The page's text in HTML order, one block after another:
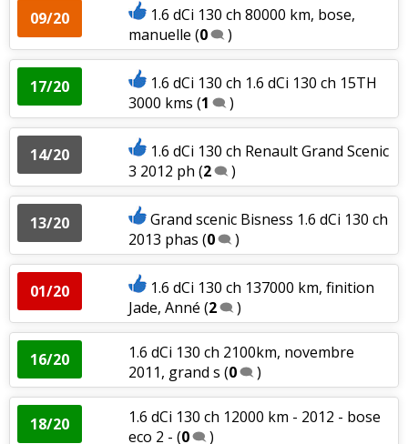
09/20
1.6 dCi 130 ch 80000 km, bose,
manuelle (0 )
17/20
1.6 dCi 130 ch 1.6 dCi 130 ch 15TH
3000 kms (1 )
14/20
1.6 dCi 130 ch Renault Grand Scenic
3 2012 ph (2 )
13/20
Grand scenic Bisness 1.6 dCi 130 ch
2013 phas (0 )
01/20
1.6 dCi 130 ch 137000 km, finition
Jade, Anné (2 )
16/20
1.6 dCi 130 ch 2100km, novembre
2011, grand s (0 )
18/20
1.6 dCi 130 ch 12000 km - 2012 - bose
eco 2 - (0 )